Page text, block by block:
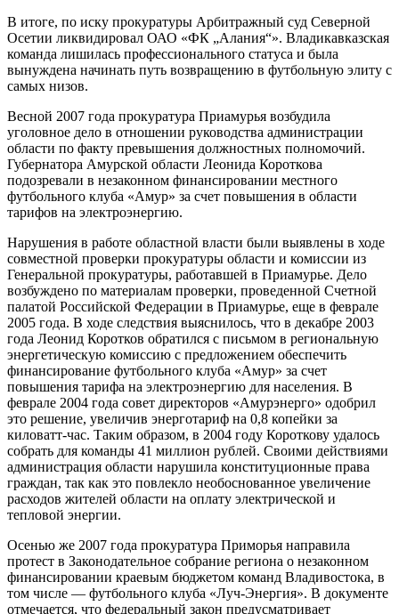
В итоге, по иску прокуратуры Арбитражный суд Северной
Осетии ликвидировал ОАО «ФК „Алания“». Владикавказская
команда лишилась профессионального статуса и была
вынуждена начинать путь возвращению в футбольную элиту с
самых низов.
Весной 2007 года прокуратура Приамурья возбудила
уголовное дело в отношении руководства администрации
области по факту превышения должностных полномочий.
Губернатора Амурской области Леонида Короткова
подозревали в незаконном финансировании местного
футбольного клуба «Амур» за счет повышения в области
тарифов на электроэнергию.
Нарушения в работе областной власти были выявлены в ходе
совместной проверки прокуратуры области и комиссии из
Генеральной прокуратуры, работавшей в Приамурье. Дело
возбуждено по материалам проверки, проведенной Счетной
палатой Российской Федерации в Приамурье, еще в феврале
2005 года. В ходе следствия выяснилось, что в декабре 2003
года Леонид Коротков обратился с письмом в региональную
энергетическую комиссию с предложением обеспечить
финансирование футбольного клуба «Амур» за счет
повышения тарифа на электроэнергию для населения. В
феврале 2004 года совет директоров «Амурэнерго» одобрил
это решение, увеличив энерготариф на 0,8 копейки за
киловатт-час. Таким образом, в 2004 году Короткову удалось
собрать для команды 41 миллион рублей. Своими действиями
администрация области нарушила конституционные права
граждан, так как это повлекло необоснованное увеличение
расходов жителей области на оплату электрической и
тепловой энергии.
Осенью же 2007 года прокуратура Приморья направила
протест в Законодательное собрание региона о незаконном
финансировании краевым бюджетом команд Владивостока, в
том числе — футбольного клуба «Луч-Энергия». В документе
отмечается, что федеральный закон предусматривает